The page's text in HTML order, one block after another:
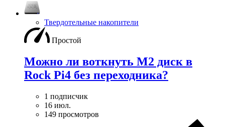
Твердотельные накопители
Простой
Можно ли воткнуть M2 диск в
Rock Pi4 без переходника?
1 подписчик
16 июл.
149 просмотров